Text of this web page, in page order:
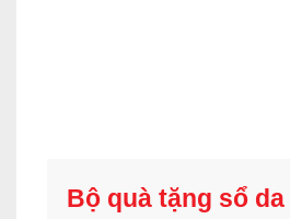
Bộ quà tặng sổ